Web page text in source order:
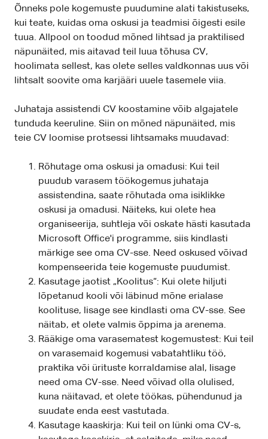
Õnneks pole kogemuste puudumine alati takistuseks,
kui teate, kuidas oma oskusi ja teadmisi õigesti esile
tuua. Allpool on toodud mõned lihtsad ja praktilised
näpunäited, mis aitavad teil luua tõhusa CV,
hoolimata sellest, kas olete selles valdkonnas uus või
lihtsalt soovite oma karjääri uuele tasemele viia.
Juhataja assistendi CV koostamine võib algajatele
tunduda keeruline. Siin on mõned näpunäited, mis
teie CV loomise protsessi lihtsamaks muudavad:
Rõhutage oma oskusi ja omadusi: Kui teil
puudub varasem töökogemus juhataja
assistendina, saate rõhutada oma isiklikke
oskusi ja omadusi. Näiteks, kui olete hea
organiseerija, suhtleja või oskate hästi kasutada
Microsoft Office'i programme, siis kindlasti
märkige see oma CV-sse. Need oskused võivad
kompenseerida teie kogemuste puudumist.
Kasutage jaotist „Koolitus“: Kui olete hiljuti
lõpetanud kooli või läbinud mõne erialase
koolituse, lisage see kindlasti oma CV-sse. See
näitab, et olete valmis õppima ja arenema.
Rääkige oma varasematest kogemustest: Kui teil
on varasemaid kogemusi vabatahtliku töö,
praktika või ürituste korraldamise alal, lisage
need oma CV-sse. Need võivad olla olulised,
kuna näitavad, et olete töökas, pühendunud ja
suudate enda eest vastutada.
Kasutage kaaskirja: Kui teil on lünki oma CV-s,